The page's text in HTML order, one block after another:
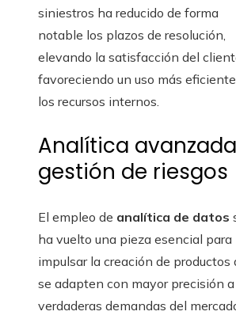
siniestros ha reducido de forma
notable los plazos de resolución,
elevando la satisfacción del
favoreciendo un uso más
los recursos internos.
Analítica
gestión de riesgos
El empleo de analítica de datos
ha vuelto una pieza esencial para
impulsar la creación de productos
se adapten con mayor precisión
verdaderas demandas del